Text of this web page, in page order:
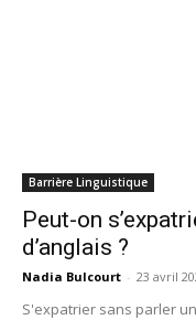
Barrière Linguistique
Peut-on
d’anglais ?
Nadia Bulcourt - 23 avril
S'expatrier sans parler